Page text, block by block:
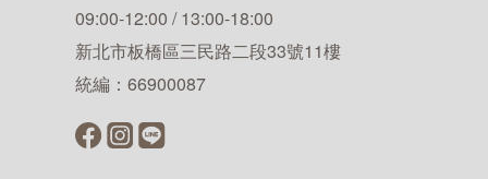
09:00-12:00 / 13:00-18:00
新北市板橋區三民路二段33號11樓
統編：66900087